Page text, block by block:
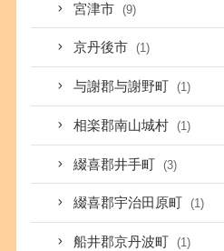
宮津市 (9)
京丹後市 (1)
与謝郡与謝野町 (1)
相楽郡南山城村 (1)
綴喜郡井手町 (3)
綴喜郡宇治田原町 (1)
船井郡京丹波町 (1)